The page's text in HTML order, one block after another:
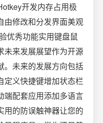
开发内存占用极
由修改和分发界面美观
优秀功能实用键盘鼠
未来发展展望作为开源
。未来的发展方向包括
定义快捷键增加状态栏
端配套应用添加多语言
用的防误触神器让您的